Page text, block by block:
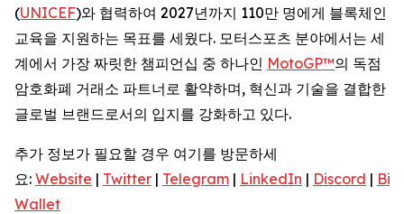
(UNICEF)와 협력하여 2027년까지 110만 명에게 블록체인
교육을 지원하는 목표를 세웠다. 모터스포츠 분야에서는 세
계에서 가장 짜릿한 챔피언십 중 하나인 MotoGP™의 독점
암호화폐 거래소 파트너로 활약하며, 혁신과 기술을 결합한
글로벌 브랜드로서의 입지를 강화하고 있다.
추가 정보가 필요할 경우 여기를 방문하세
요: Website | Twitter | Telegram | LinkedIn | Discord |
Wallet